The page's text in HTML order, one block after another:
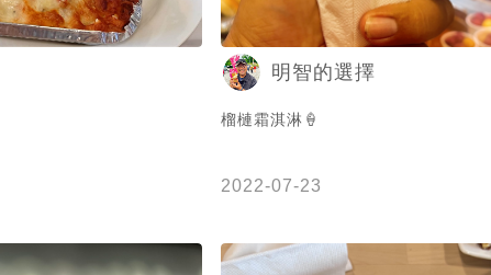
明智的選擇
榴槤霜淇淋🍦
2022-07-23